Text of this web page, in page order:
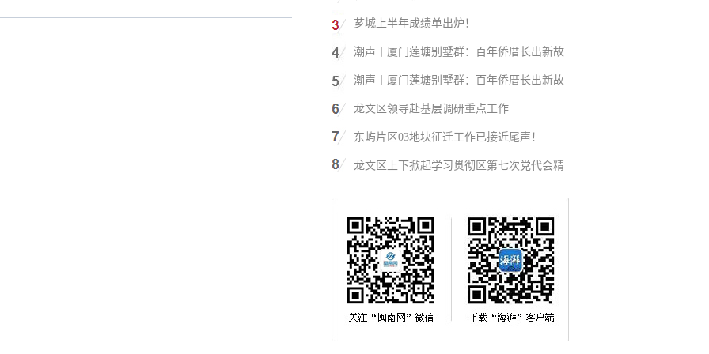
芗城上半年成绩单出炉！
潮声丨厦门莲塘别墅群：百年侨厝长出新故
潮声丨厦门莲塘别墅群：百年侨厝长出新故
龙文区领导赴基层调研重点工作
东屿片区03地块征迁工作已接近尾声！
龙文区上下掀起学习贯彻区第七次党代会精